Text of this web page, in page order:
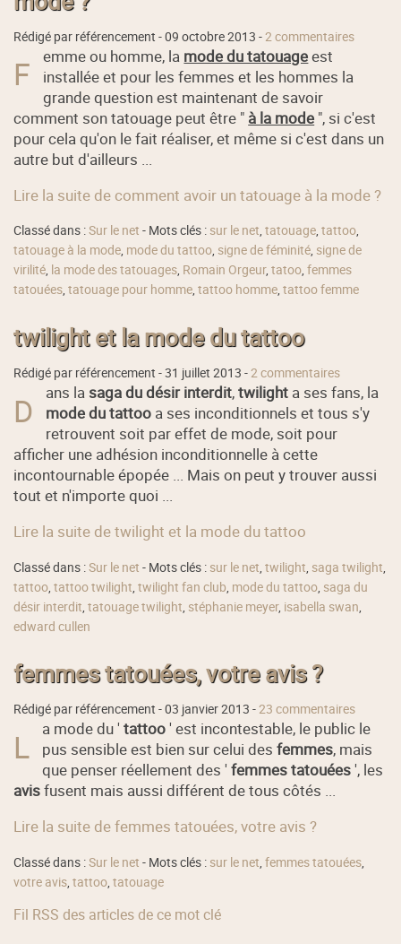
Rédigé par référencement -09 octobre 2013 -2 commentaires
F emme ou homme, la mode du tatouageest
installée et pour les femmes et les hommes la
grande question est maintenant de savoir
comment son tatouage peut être " à la mode ", si c'est
pour cela qu'on le fait réaliser, et même si c'est dans un
autre but d'ailleurs ...
Lire la suite de comment avoir un tatouage à la mode ?
Classé dans :Sur le net - Mots clés : sur le net,tatouage,tattoo,
tatouage à la mode, mode du tattoo, signe de féminité, signe de
virilité, la mode des tatouages, Romain Orgeur,tatoo,femmes
tatouées,tatouage pour homme,tattoo homme,tattoo femme
twilight et la mode du tattoo
Rédigé par référencement -31 juillet 2013 -2 commentaires
D ans la saga du désir interdit,twilight a ses fans, la
mode du tattoo a ses inconditionnels et tous s'y
retrouvent soit par effet de mode, soit pour
afficher une adhésion inconditionnelle à cette
incontournable épopée ... Mais on peut y trouver aussi
tout et n'importe quoi ...
Lire la suite de twilight et la mode du tattoo
Classé dans :Sur le net - Mots clés : sur le net ,twilight saga twilight
tattoo ,tattoo twilight ,twilight fan club mode du tattoo saga du
désir interdit ,tatouage twilight stéphanie meyer, isabella swan
edward cullen
femmes tatouées, votre avis ?
Rédigé par référencement -03 janvier 2013 -23 commentaires
L a mode du 'tattoo' est incontestable, le public le
pus sensible est bien sur celui desfemmes, mais
que penser réellement des 'femmes tatouées', les
avisfusent mais aussi différent de tous côtés ...
Lire la suite de femmes tatouées, votre avis ?
Classé dans :Sur le net - Mots clés : sur le net,femmes tatouées,
votre avis,tattoo,tatouage
Fil RSS des articles de ce mot clé